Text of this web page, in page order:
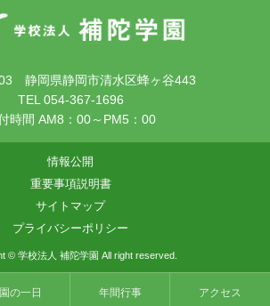
園の一日 年間行事 アクセス
静岡県静岡市清水区蜂ヶ谷443
TEL 054-367-1696
時間 AM8：00～PM5：00
情報公開
重要事項説明書
サイトマップ
プライバシーポリシー
© 学校法人 補陀学園 All right reserved.